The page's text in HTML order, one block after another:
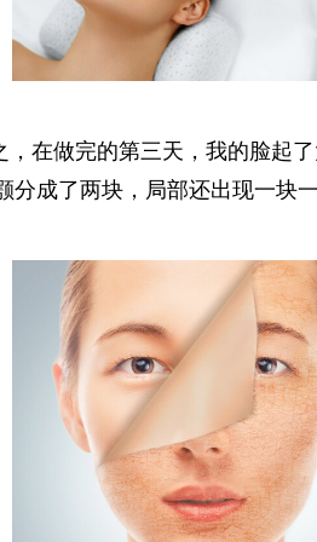
在做完的第三天，我的脸起
成了两块，局部还出现一块